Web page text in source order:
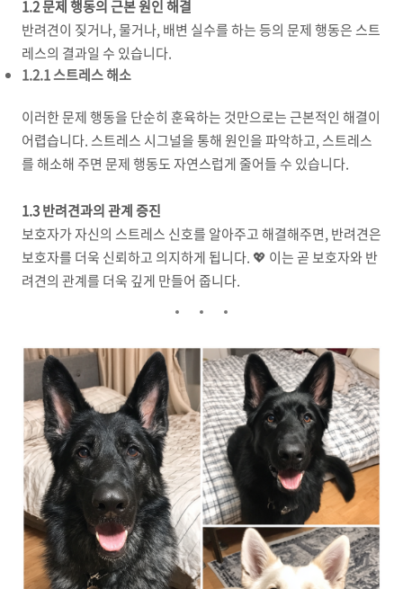
1.2 문제 행동의 근본 원인 해결
반려견이 짖거나, 물거나, 배변 실수를 하는 등의 문제 행동은 스트
레스의 결과일 수 있습니다.
1.2.1 스트레스 해소
이러한 문제 행동을 단순히 훈육하는 것만으로는 근본적인 해결이
어렵습니다. 스트레스 시그널을 통해 원인을 파악하고, 스트레스
를 해소해 주면 문제 행동도 자연스럽게 줄어들 수 있습니다.
1.3 반려견과의 관계 증진
보호자가 자신의 스트레스 신호를 알아주고 해결해주면, 반려견은
보호자를 더욱 신뢰하고 의지하게 됩니다. 💖 이는 곧 보호자와 반
려견의 관계를 더욱 깊게 만들어 줍니다.